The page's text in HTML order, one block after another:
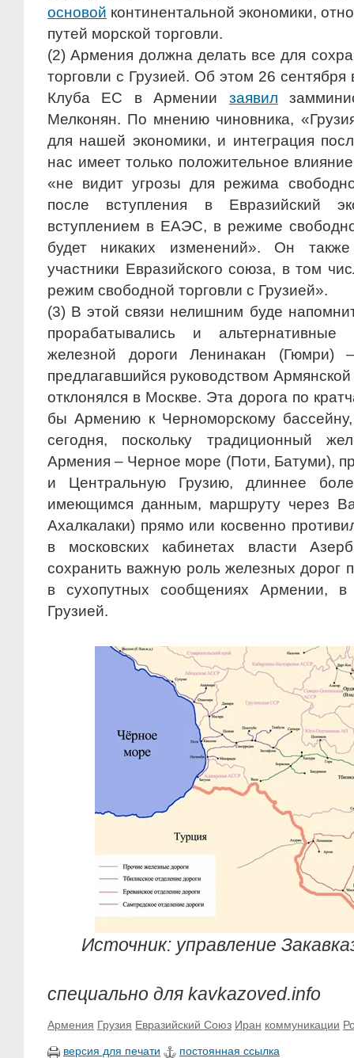
основой континентальной экономики,
путей морской торговли.
(2) Армения должна делать все для
торговли с Грузией. Об этом 26 сентября
Клуба ЕС в Армении заявил
Мелконян. По мнению чиновника,
для нашей экономики, и интеграция
нас имеет только положительное
«не видит угрозы для режима
после вступления в Евразийский
вступлением в ЕАЭС, в режиме
будет никаких изменений». Он
участники Евразийского союза, в том
режим свободной торговли с Грузией».
(3) В этой связи нелишним буде
прорабатывались и
железной дороги Ленинакан
предлагавшийся руководством
отклонялся в Москве. Эта дорога по
бы Армению к Черноморскому
сегодня, поскольку традиционный
Армения – Черное море (Поти, Батуми),
и Центральную Грузию, длиннее
имеющимся данным, маршруту через
Ахалкалаки) прямо или косвенно
в московских кабинетах власти
сохранить важную роль железных дорог
в сухопутных сообщениях Армении,
Грузией.
Источник: управление
специально для kavkazoved.info
Армения Грузия Евразийский Союз Иран коммуникации
версия для печати постоянная ссылка